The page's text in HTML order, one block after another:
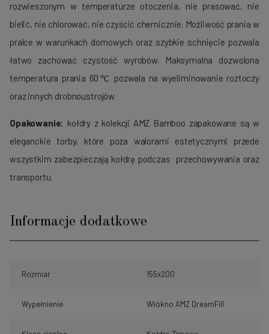
rozwieszonym w temperaturze otoczenia, nie prasować, nie
bielić, nie chlorować, nie czyścić chemicznie. Możliwość prania w
pralce w warunkach domowych oraz szybkie schnięcie pozwala
łatwo zachować czystość wyrobów. Maksymalna dozwolona
temperatura prania 60℃ pozwala na wyeliminowanie roztoczy
oraz innych drobnoustrojów.
Opakowanie: kołdry z kolekcji AMZ Bamboo zapakowane są w
eleganckie torby, które poza walorami estetycznymi przede
wszystkim zabezpieczają kołdrę podczas przechowywania oraz
transportu.
Informacje dodatkowe
Rozmiar 155x200
Wypełnienie Włókno AMZ DreamFill